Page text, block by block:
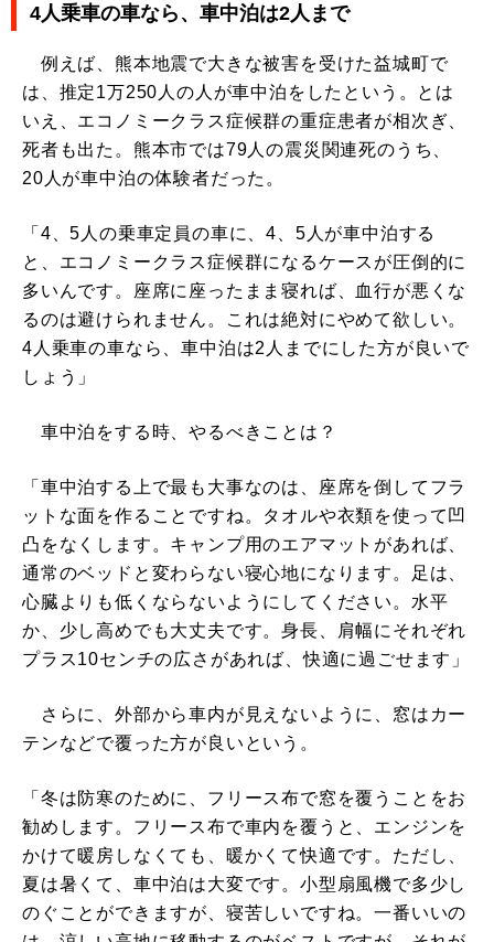
4人乗車の車なら、車中泊は2人まで
例えば、熊本地震で大きな被害を受けた益城町で
は、推定1万250人の人が車中泊をしたという。とは
いえ、エコノミークラス症候群の重症患者が相次ぎ、
死者も出た。熊本市では79人の震災関連死のうち、
20人が車中泊の体験者だった。
「4、5人の乗車定員の車に、4、5人が車中泊する
と、エコノミークラス症候群になるケースが圧倒的に
多いんです。座席に座ったまま寝れば、血行が悪くな
るのは避けられません。これは絶対にやめて欲しい。
4人乗車の車なら、車中泊は2人までにした方が良いで
しょう」
車中泊をする時、やるべきことは？
「車中泊する上で最も大事なのは、座席を倒してフラ
ットな面を作ることですね。タオルや衣類を使って凹
凸をなくします。キャンプ用のエアマットがあれば、
通常のベッドと変わらない寝心地になります。足は、
心臓よりも低くならないようにしてください。水平
か、少し高めでも大丈夫です。身長、肩幅にそれぞれ
プラス10センチの広さがあれば、快適に過ごせます」
さらに、外部から車内が見えないように、窓はカー
テンなどで覆った方が良いという。
「冬は防寒のために、フリース布で窓を覆うことをお
勧めします。フリース布で車内を覆うと、エンジンを
かけて暖房しなくても、暖かくて快適です。ただし、
夏は暑くて、車中泊は大変です。小型扇風機で多少し
のぐことができますが、寝苦しいですね。一番いいの